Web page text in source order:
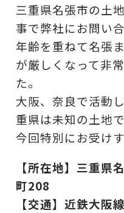
三重県名張市の土
事で弊社にお問い
年齢を重ねて名張
が厳しくなって非
た。
大阪、奈良で活動
重県は未知の土地
今回特別にお受け
【所在地】三重県
町208
【交通】近鉄大阪